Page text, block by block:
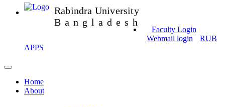
Rabindra University
Bangladesh
Faculty Login
Webmail login
RUB
APPS
Home
About